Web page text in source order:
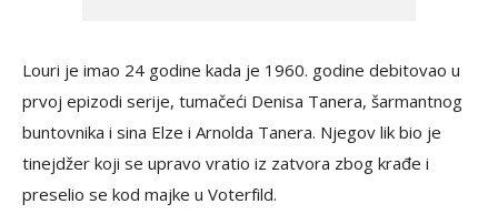
Louri je imao 24 godine kada je 1960. godine debitovao u
prvoj epizodi serije, tumačeći Denisa Tanera, šarmantnog
buntovnika i sina Elze i Arnolda Tanera. Njegov lik bio je
tinejdžer koji se upravo vratio iz zatvora zbog krađe i
preselio se kod majke u Voterfild.